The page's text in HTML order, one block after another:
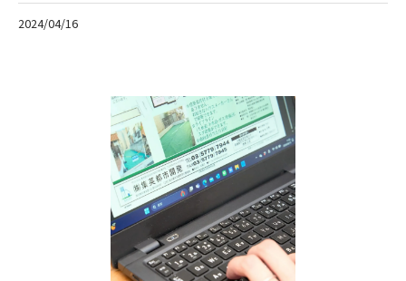
2024/04/16